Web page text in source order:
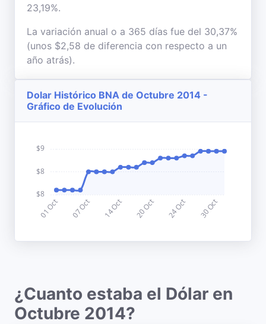
23,19%.
La variación anual o a 365 días fue del 30,37%
(unos $2,58 de diferencia con respecto a un
año atrás).
Dolar Histórico BNA de Octubre 2014 -
Gráfico de Evolución
¿Cuanto estaba el Dólar en
Octubre 2014?